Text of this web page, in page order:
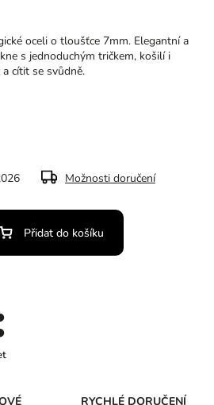
oceli o tloušťce 7mm. Elegantní a
s jednoduchým tričkem, košilí i
cítit se svůdně.
Možnosti doručení
Přidat do košíku
RYCHLÉ DORUČENÍ